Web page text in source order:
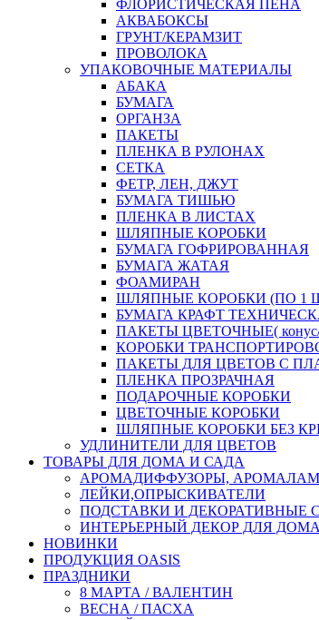
ФЛОРИСТИЧЕСКАЯ ПЕНА
АКВАБОКСЫ
ГРУНТ/КЕРАМЗИТ
ПРОВОЛОКА
УПАКОВОЧНЫЕ МАТЕРИАЛЫ
АБАКА
БУМАГА
ОРГАНЗА
ПАКЕТЫ
ПЛЕНКА В РУЛОНАХ
СЕТКА
ФЕТР, ЛЕН, ДЖУТ
БУМАГА ТИШЬЮ
ПЛЕНКА В ЛИСТАХ
ШЛЯПНЫЕ КОРОБКИ
БУМАГА ГОФРИРОВАННАЯ
БУМАГА ЖАТАЯ
ФОАМИРАН
ШЛЯПНЫЕ КОРОБКИ (ПО 1
БУМАГА КРАФТ
ПАКЕТЫ ЦВЕТОЧНЫЕ( конус/
КОРОБКИ
ПАКЕТЫ ДЛЯ ЦВЕТОВ С
ПЛЕНКА ПРОЗРАЧНАЯ
ПОДАРОЧНЫЕ КОРОБКИ
ЦВЕТОЧНЫЕ КОРОБКИ
ШЛЯПНЫЕ КОРОБКИ БЕЗ
УДЛИНИТЕЛИ ДЛЯ ЦВЕТОВ
ТОВАРЫ ДЛЯ ДОМА И САДА
АРОМАДИФФУЗОРЫ,
ЛЕЙКИ,ОПРЫСКИВАТЕЛИ
ПОДСТАВКИ И ДЕКОРАТИВНЫЕ
ИНТЕРЬЕРНЫЙ ДЕКОР ДЛЯ
НОВИНКИ
ПРОДУКЦИЯ OASIS
ПРАЗДНИКИ
8 МАРТА / ВАЛЕНТИН
ВЕСНА / ПАСХА